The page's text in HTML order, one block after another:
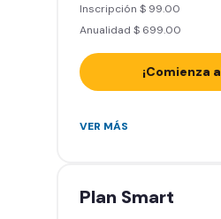
Inscripción $ 99.00
Anualidad $ 699.00
¡Comienza
Acceso ilimitado a
Sillones de masaje
VER MÁS
Plan Smart